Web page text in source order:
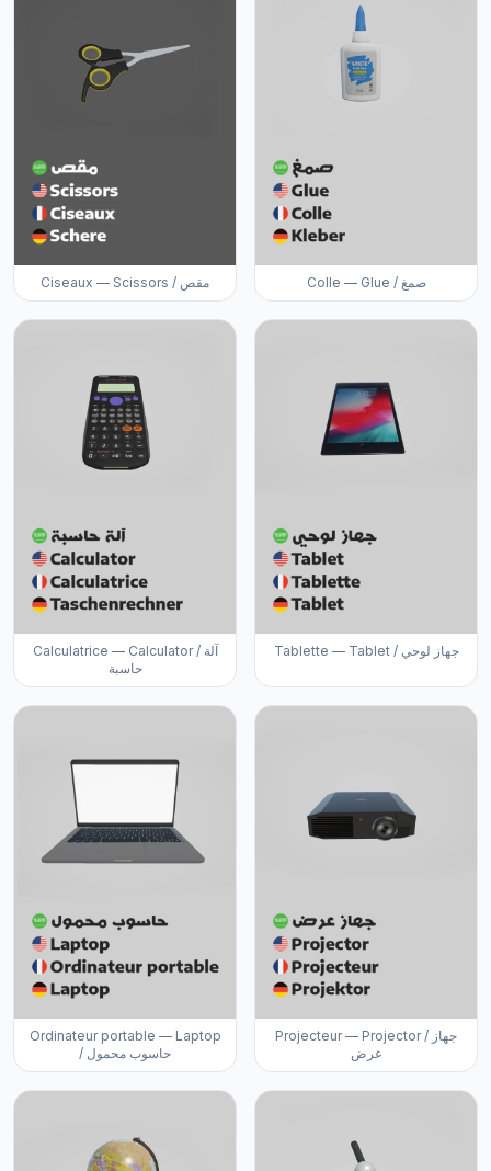
Ciseaux — Scissors / مقص Colle — Glue / صمغ
Calculatrice — Calculator / آلة
حاسبة
Tablette — Tablet / جهاز لوحي
Ordinateur portable — Laptop
/ حاسوب محمول
Projecteur — Projector / جهاز
عرض